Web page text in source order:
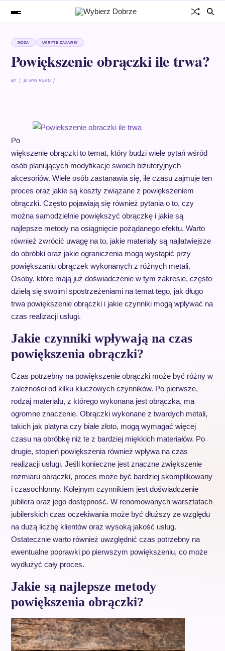
MODA UKRYTE ZAJAWKI
Powiększenie obrączki ile trwa?
BY 10 MIN READ
Po
większenie obrączki to temat, który budzi wiele pytań wśród
osób planujących modyfikacje swoich biżuteryjnych
akcesoriów. Wiele osób zastanawia się, ile czasu zajmuje ten
proces oraz jakie są koszty związane z powiększeniem
obrączki. Często pojawiają się również pytania o to, czy
można samodzielnie powiększyć obrączkę i jakie są
najlepsze metody na osiągnięcie pożądanego efektu. Warto
również zwrócić uwagę na to, jakie materiały są najłatwiejsze
do obróbki oraz jakie ograniczenia mogą wystąpić przy
powiększaniu obrączek wykonanych z różnych metali.
Osoby, które mają już doświadczenie w tym zakresie, często
dzielą się swoimi spostrzeżeniami na temat tego, jak długo
trwa powiększenie obrączki i jakie czynniki mogą wpływać na
czas realizacji usługi.
Jakie czynniki wpływają na czas
powiększenia obrączki?
Czas potrzebny na powiększenie obrączki może być różny w
zależności od kilku kluczowych czynników. Po pierwsze,
rodzaj materiału, z którego wykonana jest obrączka, ma
ogromne znaczenie. Obrączki wykonane z twardych metali,
takich jak platyna czy białe złoto, mogą wymagać więcej
czasu na obróbkę niż te z bardziej miękkich materiałów. Po
drugie, stopień powiększenia również wpływa na czas
realizacji usługi. Jeśli konieczne jest znaczne zwiększenie
rozmiaru obrączki, proces może być bardziej skomplikowany
i czasochłonny. Kolejnym czynnikiem jest doświadczenie
jubilera oraz jego dostępność. W renomowanych warsztatach
jubilerskich czas oczekiwania może być dłuższy ze względu
na dużą liczbę klientów oraz wysoką jakość usług.
Ostatecznie warto również uwzględnić czas potrzebny na
ewentualne poprawki po pierwszym powiększeniu, co może
wydłużyć cały proces.
Jakie są najlepsze metody
powiększenia obrączki?